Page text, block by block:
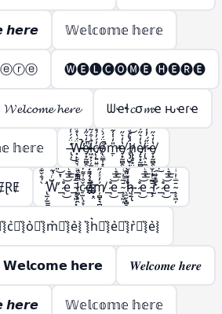
𝙝𝙚𝙧𝙚 𝕎𝕖𝕝𝕔𝕠𝕞𝕖 𝕙𝕖𝕣𝕖
🅦🅔🅛🅒🅞🅜🅔 🅗🅔🅡🅔
𝓦𝓮𝓵𝓬𝓸𝓶𝓮 𝓱𝓮𝓻𝓮 ᗯҽɬ𝓬σ𝓶ҽ ԋҽɾҽ
𝕙𝕖𝕣𝕖 ̶̢̹͑̈́́̍́͌͘͜Ẅ̶̵̛͓̙̣̯͉̳̣́̔̊̋̃̔̋̍̿̀͒̕̚͠͝e̸̵̞͙̰̻̭̖̭͓̫͔̩̔̒͛̋͑̅̍͐̚͜l̷̶͖͙͕̦̫̺̣̙̳͚̄̇͒́͂̈́͆̇͑͗̽͘͘c̸̵̨̜͍̤͍͍͖̦͎̓́̓́̊̊̆̈̑̀̊͐́ǫ̸̴̤̳̩̝̭̗͉̣̱̦͒̈́́̀͒̅̽̿̽͘̚m̵̵̱̣̎̒̍̾̃̔̋̍̿̀͒̕͝e̸̞͙̰̻̭̖̭͓̫̔̒͛̋͜ ̷̢̡̺̥͎̝͈̬͈̳̈́̔͑͝h̸̵̢̢̥̟̤̜̺̳̣̔͑̊̇̀̏̈́̍̋̄̃̔̋̍̿̀͒͝ͅe̸̷̡̞͙̰̻̭̖̭͓̫̭̱̬̔̒͛̋͐̏͊͜͠͝ŗ̷̵̢̤͕̼̣̈̋́̓̾̄̿̃̔̋̍̿̀͒͜͜͝e̸̞͙̰̻̭̖̭͓̫̔̒͛̋͜
̢̛̫̦̫̫̪͍̪̝̳̠̖̠̀̉̂̌͊ͩ̑͌̀W̶̨̺͕̖̗͕̮̭̳͈̙̩͑ͬ̉͂͋̈́ͯ͂ͨͭ̇͐͊͆̑̏̋ͭ́̋̓ͮ̾ͭ̆̇̚̕͢͜͠͡_̶̷̧̢͉̠̘̹̼͚̣͇͍̊ͪͨ̊̈́ͩ̎͆̔ͨ̊͐ͣ̈̀͐ͫ͜͝͞͠ͅe_̴̧̞͖̦͓̞̗̙͚̄̅ͭ͗ͥ̈́̇ͬͧͣ͘͞͡l̶̵̷̛͚̗̥̯̞͎̖̬̝̤̯͈̭͓̪̗̫̱̜͙̗̦̤̪̝̳͎̝̝̳̦̲͉̩̠͆̿ͩ͊̒͛ͪ͐̅ͩ̅ͭ͑͌̽̍̾̐ͬ̔̏͂̎̔̀͛͒͝͠ͅç̷̢̠̫̹̞̞̲̬̤͎͚̗̐̍͌̒̇̀̈́̊̂̓ͣͮ̏̽͗ͥͭ̓̌̐̽̐ͭ͜͜͢ͅo̶̶̴̸̬̮̜̳̬͙̤̗͎̗̦̲͕̠̰̱̣͕̮̰͇̖͚̫̬̲ͤ͛̑͌̇ͭ́͊̍̈̏͛͑̈ͮ̏̆ͩ̇̊̂͘̚͘͢͡ͅḿ̸̦̻͙͉̻̟̲̭̟͓̬̓ͯ́̋̓ͮ̾ͭ̆̇͞͡_̶̷̧̢͉̠̘̹̼͚̣͇͍̊ͪͨ̊̈́ͩ̎͆̔ͨ̊͐ͣ̈̀͐ͫ͜͝͞͠ͅe_̴̧̞͖̦̄̅ͭ͗ͥ ̖̱̮͙̻̞̦̙̝͖ͫ̿̎͊̀̇͡͠͝h̷̸̢̝͕̥̗̜̹̠͉̗ͮ̒̌͆͑͌̀͆̀̇ͦ͒̓́̋̓ͮ̾ͭ̆̇͢͟͞͡ͅ_̶̷̧̢͉̠̘̹̼͚̣͇͍̊ͪͨ̊̈́ͩ̎͆̔ͨ̊͐ͣ̈̀͐ͫ͜͝͞͠ͅe_̴̧̢̞͖̦͉̲̬̤͙̪͎̣̰̱̘̯̜̭̖̲̄̅ͭ͗ͥ͒ͫ̃ͪ͒̓ͦ̓͒̎͂̌͌̾̀̄͊ͫ͘͘͢͜͜r̴̷̨̨̢̢̫̯͇̙̱̫͇͇͎̒ͩ̓́̈ͥ͗̓ͤ̊́͒ͬ̓̀́̋̓ͮ̾ͭ̆̇̕͜͠͡ͅ_̶̷̧̢͉̠̘̹̼͚̣͇͍̊ͪͨ̊̈́ͩ̎͆̔ͨ̊͐ͣ̈̀͐ͫ͜͝͞͠ͅe_̴̧̞͖̦̄̅ͭ͗ͥ
͛⦚h͛⦚͛⦚e͛⦚͛⦚r͛⦚͛⦚e͛⦚
𝗪𝗲𝗹𝗰𝗼𝗺𝗲 𝗵𝗲𝗿𝗲 𝑾𝒆𝒍𝒄𝒐𝒎𝒆 𝒉𝒆𝒓𝒆
𝙝𝙚𝙧𝙚 𝕎𝕖𝕝𝕔𝕠𝕞𝕖 𝕙𝕖𝕣𝕖